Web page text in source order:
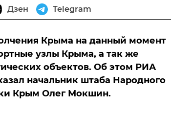
Дзен Telegram
Крыма на данный момент
узлы Крыма, а так же
объектов. Об этом РИА
начальник штаба Народного
Крым Олег Мокшин.